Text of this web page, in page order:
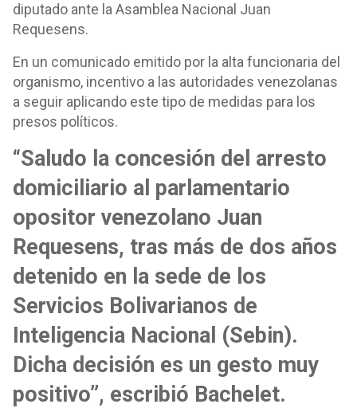
diputado ante la Asamblea Nacional Juan
Requesens.
En un comunicado emitido por la alta funcionaria del
organismo, incentivo a las autoridades venezolanas
a seguir aplicando este tipo de medidas para los
presos políticos.
“Saludo la concesión del arresto
domiciliario al parlamentario
opositor venezolano Juan
Requesens, tras más de dos años
detenido en la sede de los
Servicios Bolivarianos de
Inteligencia Nacional (Sebin).
Dicha decisión es un gesto muy
positivo”, escribió Bachelet.